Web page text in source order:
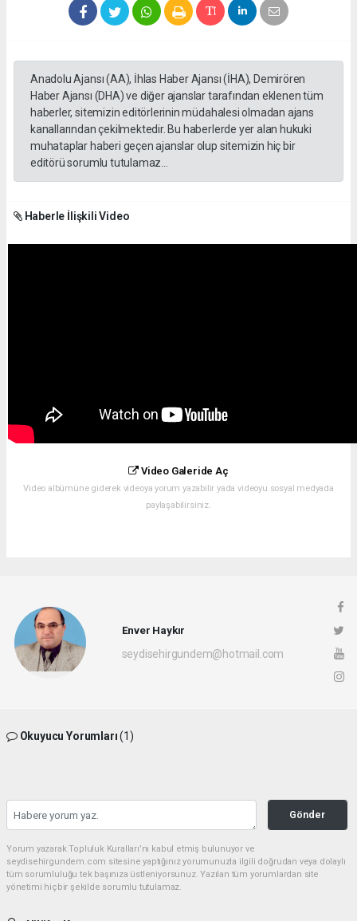
Anadolu Ajansı (AA), İhlas Haber Ajansı (İHA), Demirören
Haber Ajansı (DHA) ve diğer ajanslar tarafından eklenen tüm
haberler, sitemizin editörlerinin müdahalesi olmadan ajans
kanallarından çekilmektedir. Bu haberlerde yer alan hukuki
muhataplar haberi geçen ajanslar olup sitemizin hiç bir
editörü sorumlu tutulamaz...
Haberle İlişkili Video
Video Galeride Aç
Video albümüne giderek videoya yorum yazabilir yada videoyu sosyal medyada
paylaşabilirsiniz.
Enver Haykır
seydisehirgundem@hotmail.com
Okuyucu Yorumları(1)
Gönder
Yorum yazarak Topluluk Kuralları’nı kabul etmiş bulunuyor ve
seydisehirgundem.com sitesine yaptığınız yorumunuzla ilgili doğrudan veya dolaylı
tüm sorumluluğu tek başınıza üstleniyorsunuz. Yazılan tüm yorumlardan site
yönetimi hiçbir şekilde sorumlu tutulamaz.